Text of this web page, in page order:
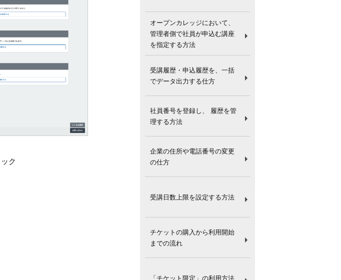
ク
オープンカレッジにおいて、
管理者側で社員が申込む講座
を指定する方法
受講履歴・申込履歴を、一括
でデータ出力する仕方
社員番号を登録し、 履歴を管
理する方法
企業の住所や電話番号の変更
の仕方
受講日数上限を設定する方法
チケットの購入から利用開始
までの流れ
「チケット限定」の利用方法